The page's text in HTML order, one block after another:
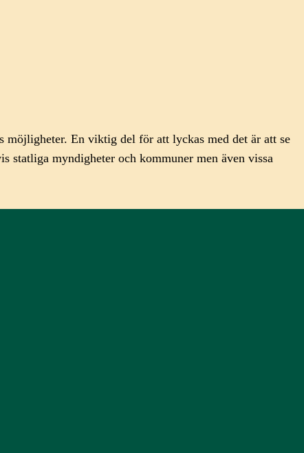
möjligheter. En viktig del för att lyckas med det är att se
myndigheter och kommuner men även vissa